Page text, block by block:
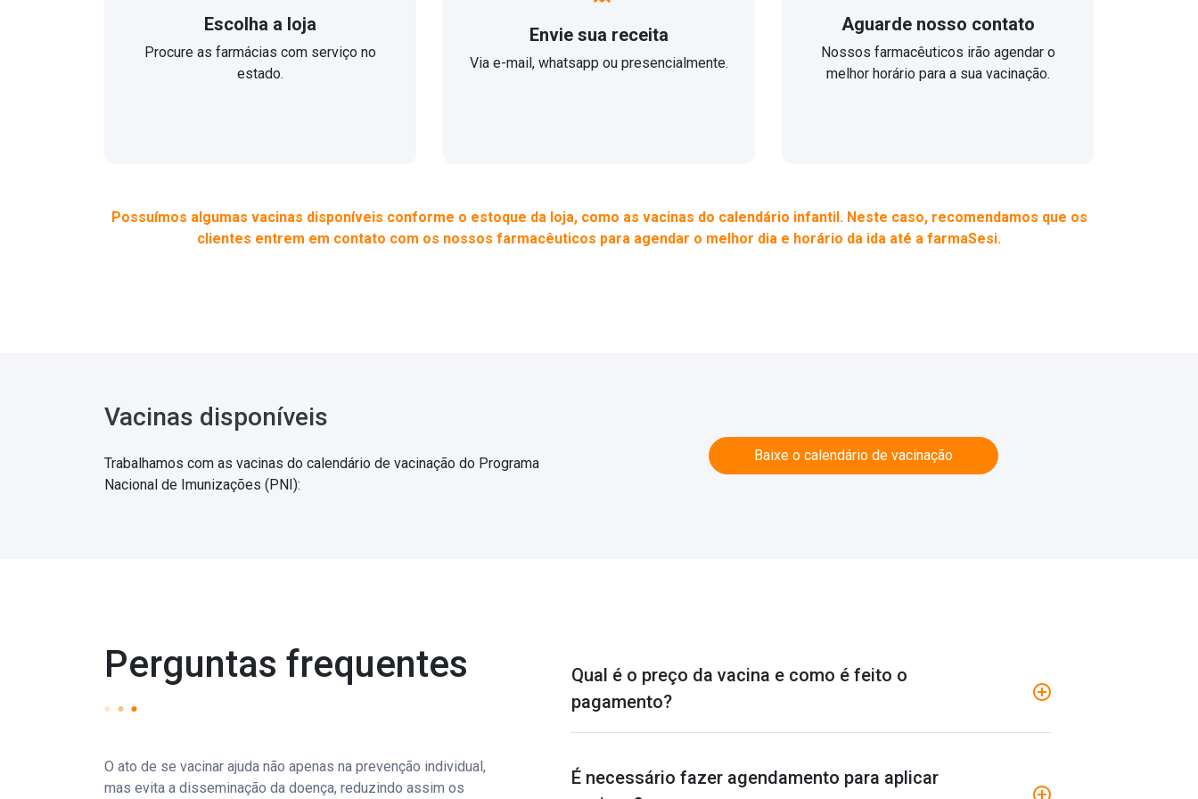
Escolha a loja
Procure as farmácias com serviço no
estado.
Envie sua receita
Via e-mail, whatsapp ou presencialmente.
Aguarde nosso contato
Nossos farmacêuticos irão agendar o
melhor horário para a sua vacinação.
Possuímos algumas vacinas disponíveis conforme o estoque da loja, como as vacinas do calendário infantil. Neste caso, recomendamos que os
clientes entrem em contato com os nossos farmacêuticos para agendar o melhor dia e horário da ida até a farmaSesi.
Vacinas disponíveis
Trabalhamos com as vacinas do calendário de vacinação do Programa
Nacional de Imunizações (PNI):
Baixe o calendário de vacinação
Perguntas frequentes
O ato de se vacinar ajuda não apenas na prevenção individual,
mas evita a disseminação da doença, reduzindo assim os
Qual é o preço da vacina e como é feito o
pagamento?
É necessário fazer agendamento para aplicar